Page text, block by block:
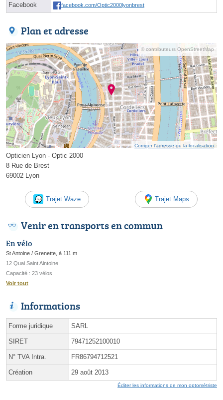
Facebook facebook.com/Optic2000lyonbrest
Plan et adresse
© contributeurs OpenStreetMap
Corriger l’adresse ou la localisation
Opticien Lyon - Optic 2000
8 Rue de Brest
69002 Lyon
Trajet Waze Trajet Maps
Venir en transports en commun
En vélo
St Antoine / Grenette, à 111 m
12 Quai Saint Aintoine
Capacité : 23 vélos
Voir tout
Informations
Forme juridique SARL
SIRET 79471252100010
N° TVA Intra. FR86794712521
Création 29 août 2013
Éditer les informations de mon optométriste